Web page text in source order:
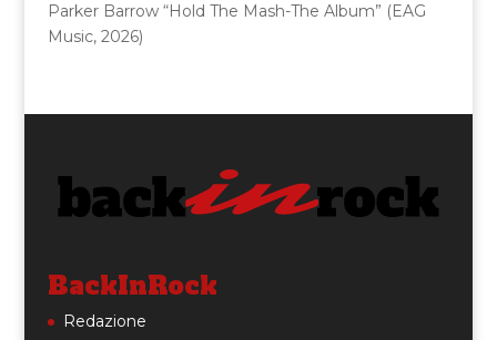
Parker Barrow “Hold The Mash-The Album” (EAG
Music, 2026)
BackInRock
Redazione